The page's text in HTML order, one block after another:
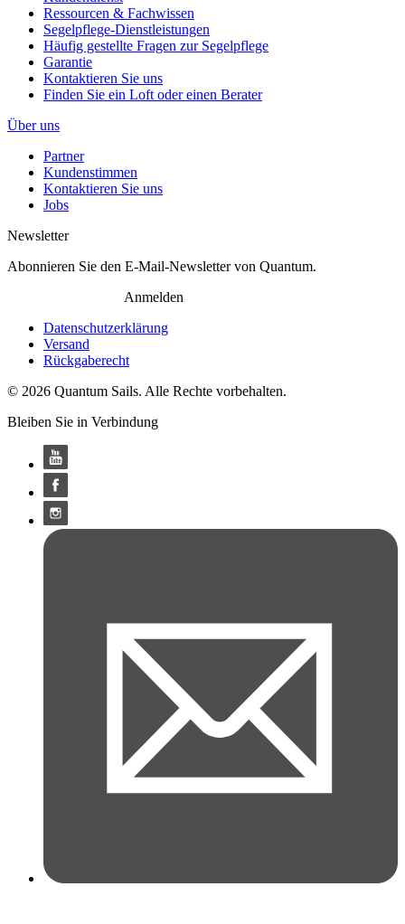
Ressourcen & Fachwissen
Segelpflege-Dienstleistungen
Häufig gestellte Fragen zur Segelpflege
Garantie
Kontaktieren Sie uns
Finden Sie ein Loft oder einen Berater
Über uns
Partner
Kundenstimmen
Kontaktieren Sie uns
Jobs
Newsletter
Abonnieren Sie den E-Mail-Newsletter von Quantum.
Anmelden
Datenschutzerklärung
Versand
Rückgaberecht
© 2026 Quantum Sails. Alle Rechte vorbehalten.
Bleiben Sie in Verbindung